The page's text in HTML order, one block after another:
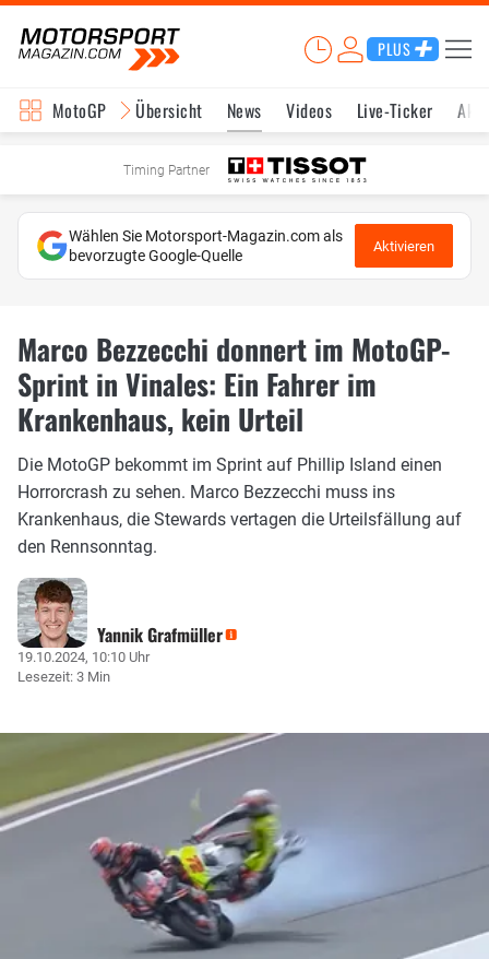
PLUS
MotoGP Übersicht News Videos Live-Ticker
Timing Partner
Wählen Sie Motorsport-Magazin.com als
bevorzugte Google-Quelle
Aktivieren
Marco Bezzecchi donnert im MotoGP-
Sprint in Vinales: Ein Fahrer im
Krankenhaus, kein Urteil
Die MotoGP bekommt im Sprint auf Phillip Island einen
Horrorcrash zu sehen. Marco Bezzecchi muss ins
Krankenhaus, die Stewards vertagen die Urteilsfällung auf
den Rennsonntag.
Yannik Grafmüller
19.10.2024, 10:10 Uhr
Lesezeit: 3 Min